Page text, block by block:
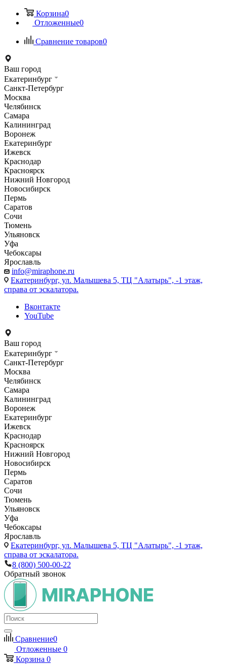
Корзина0
Отложенные0
Сравнение товаров0
Ваш город
Екатеринбург
Санкт-Петербург
Москва
Челябинск
Самара
Калининград
Воронеж
Екатеринбург
Ижевск
Краснодар
Красноярск
Нижний Новгород
Новосибирск
Пермь
Саратов
Сочи
Тюмень
Ульяновск
Уфа
Чебоксары
Ярославль
info@miraphone.ru
Екатеринбург, ул. Малышева 5, ТЦ "Алатырь", -1 этаж,
справа от эскалатора.
Вконтакте
YouTube
Ваш город
Екатеринбург
Санкт-Петербург
Москва
Челябинск
Самара
Калининград
Воронеж
Екатеринбург
Ижевск
Краснодар
Красноярск
Нижний Новгород
Новосибирск
Пермь
Саратов
Сочи
Тюмень
Ульяновск
Уфа
Чебоксары
Ярославль
Екатеринбург, ул. Малышева 5, ТЦ "Алатырь", -1 этаж,
справа от эскалатора.
8 (800) 500-00-22
Обратный звонок
Сравнение0
Отложенные 0
Корзина 0